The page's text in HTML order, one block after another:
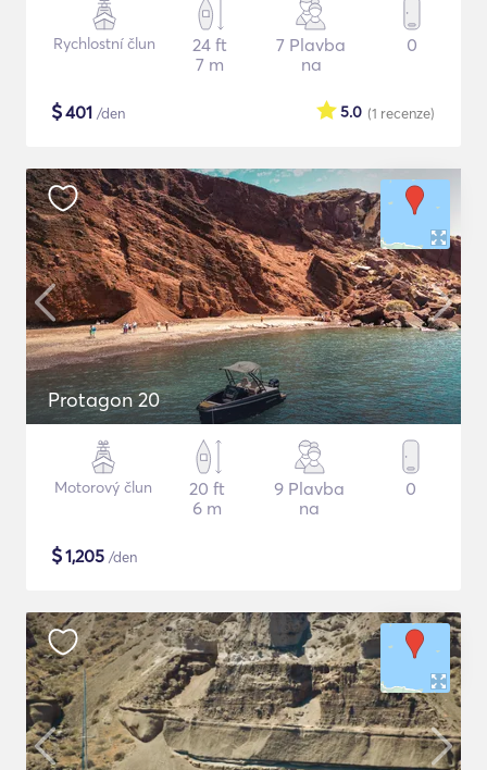
Rychlostní člun
24 ft
7 m
7 Plavba
na
0
$401 /den (1 recenze)
5.0
Protagon 20
Motorový člun
20 ft
6 m
9 Plavba
na
0
$1,205 /den